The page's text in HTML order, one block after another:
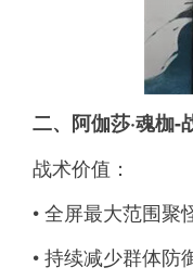
二、阿伽莎·魂枷-
战术价值：
• 全屏最大范围聚
• 持续减少群体防